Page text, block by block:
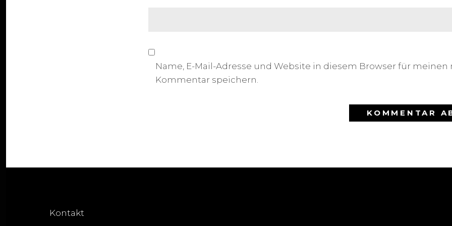
Name, E-Mail-Adresse und Website in diesem Browser für meinen
Kommentar speichern.
Kontakt